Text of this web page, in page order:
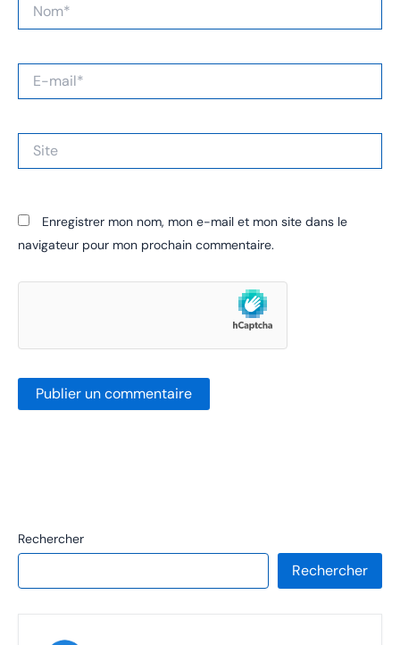
mail*
Site
Enregistrer mon nom, mon e-mail et mon site dans le
navigateur pour mon prochain commentaire.
Rechercher
Rechercher